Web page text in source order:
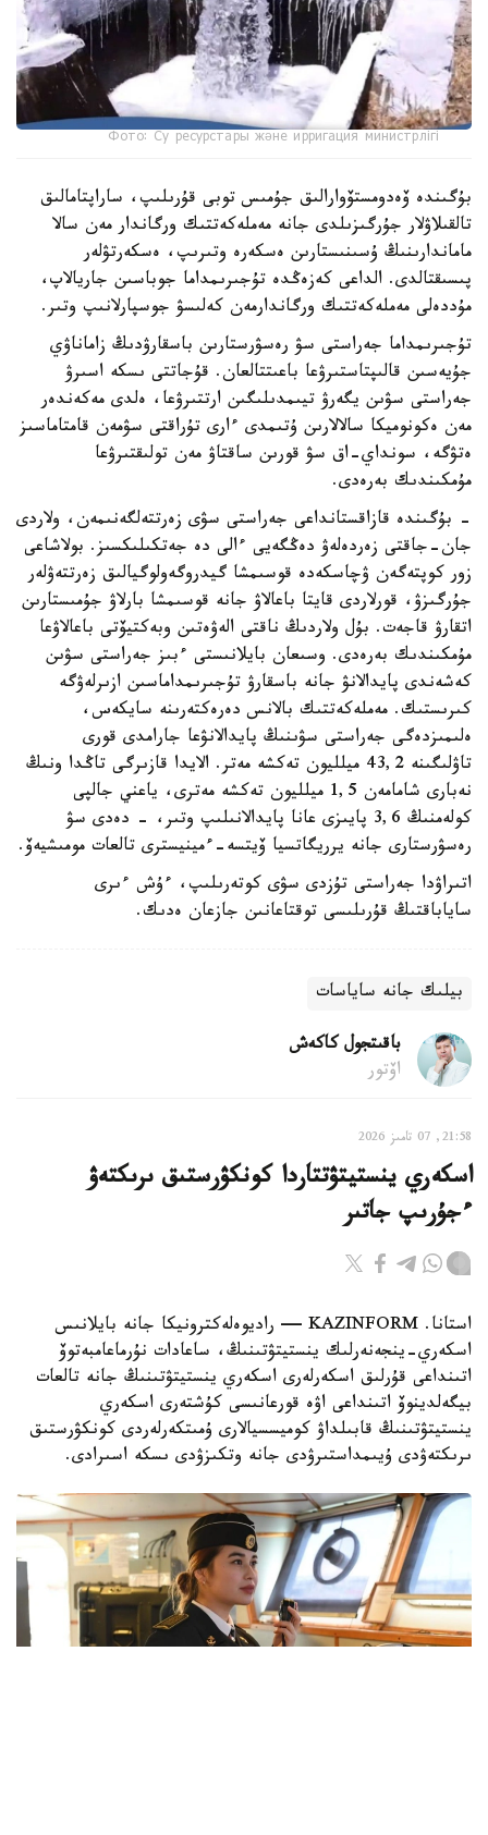
Фото: Су ресурстары және ирригация министрлігі
بۇگىندە ۆەدومستۆوارالىق جۇمىس توبى قۇرىلىپ، ساراپتامالىق
تالقىلاۋلار جۇرگىزىلدى جانە مەملەكەتتىك ورگاندار مەن سالا
ماماندارىنىڭ ۇسىنىستارىن ەسكەرە وتىرىپ، ەسكەرتۋلەر
پىسىقتالدى. الداعى كەزەڭدە تۇجىرىمداما جوباسىن جاريالاپ،
مۇددەلى مەملەكەتتىك ورگاندارمەن كەلىسۋ جوسپارلانىپ وتىر.
تۇجىرىمداما جەراستى سۋ رەسۋرستارىن باسقارۋدىڭ زاماناۋي
جۇيەسىن قالىپتاستىرۋعا باعىتتالعان. قۇجاتتى ىسكە اسىرۋ
جەراستى سۋىن يگەرۋ تيىمدىلىگىن ارتتىرۋعا، ەلدى مەكەندەر
مەن ەكونوميكا سالالارىن ۇتىمدى ءارى تۇراقتى سۋمەن قامتاماسىز
ەتۋگە، سونداي-اق سۋ قورىن ساقتاۋ مەن تولىقتىرۋعا
مۇمكىندىك بەرەدى.
- بۇگىندە قازاقستانداعى جەراستى سۋى زەرتتەلگەنىمەن، ولاردى
جان-جاقتى زەردەلەۋ دەڭگەيى ءالى دە جەتكىلىكسىز. بولاشاعى
زور كوپتەگەن ۋچاسكەدە قوسىمشا گيدروگەولوگيالىق زەرتتەۋلەر
جۇرگىزۋ، قورلاردى قايتا باعالاۋ جانە قوسىمشا بارلاۋ جۇمىستارىن
اتقارۋ قاجەت. بۇل ولاردىڭ ناقتى الەۋەتىن وبەكتيۆتى باعالاۋعا
مۇمكىندىك بەرەدى. وسىعان بايلانىستى ءبىز جەراستى سۋىن
كەشەندى پايدالانۋ جانە باسقارۋ تۇجىرىمداماسىن ازىرلەۋگە
كىرىستىك. مەملەكەتتىك بالانس دەرەكتەرىنە سايكەس،
ەلىمىزدەگى جەراستى سۋىنىڭ پايدالانۋعا جارامدى قورى
تاۋلىگىنە 43,2 ميلليون تەكشە مەتر. الايدا قازىرگى تاڭدا ونىڭ
نەبارى شامامەن 1,5 ميلليون تەكشە مەترى، ياعني جالپى
كولەمنىڭ 3,6 پايىزى عانا پايدالانىلىپ وتىر، - دەدى سۋ
رەسۋرستارى جانە يرريگاتسيا ۆيتسە-ءمينيسترى تالعات مومىشيەۆ.
اتىراۋدا جەراستى تۇزدى سۋى كوتەرىلىپ، ءۇش ءىرى
ساياباقتىڭ قۇرىلىسى توقتاعانىن جازعان ەدىك.
بيلىك جانە ساياسات
باقىتجول كاكەش
اۆتور
21:58, 07 تامىز 2026
اسكەري ينستيتۋتتاردا كونكۋرستىق ىرىكتەۋ
ءجۇرىپ جاتىر
استانا. KAZINFORM — راديوەلەكترونيكا جانە بايلانىس
اسكەري-ينجەنەرلىك ينستيتۋتىنىڭ، ساعادات نۇرماعامبەتوۆ
اتىنداعى قۇرلىق اسكەرلەرى اسكەري ينستيتۋتىنىڭ جانە تالعات
بيگەلدينوۆ اتىنداعى اۋە قورعانىسى كۇشتەرى اسكەري
ينستيتۋتىنىڭ قابىلداۋ كوميسسيالارى ۇمىتكەرلەردى كونكۋرستىق
ىرىكتەۋدى ۇيىمداستىرۋدى جانە وتكىزۋدى ىسكە اسىرادى.